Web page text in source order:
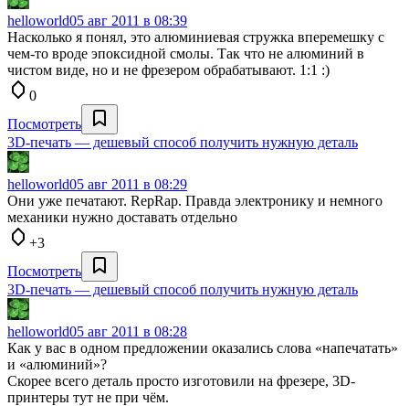
helloworld05 авг 2011 в 08:39
Насколько я понял, это алюминиевая стружка вперемешку с
чем-то вроде эпоксидной смолы. Так что не алюминий в
чистом виде, но и не фрезером обрабатывают. 1:1 :)
0
Посмотреть
3D-печать — дешевый способ получить нужную деталь
helloworld05 авг 2011 в 08:29
Они уже печатают. RepRap. Правда электронику и немного
механики нужно доставать отдельно
+3
Посмотреть
3D-печать — дешевый способ получить нужную деталь
helloworld05 авг 2011 в 08:28
Как у вас в одном предложении оказались слова «напечатать»
и «алюминий»?
Скорее всего деталь просто изготовили на фрезере, 3D-
принтеры тут не при чём.